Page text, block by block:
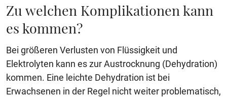
Zu welchen Komplikationen kann
es kommen?
Bei größeren Verlusten von Flüssigkeit und
Elektrolyten kann es zur Austrocknung (Dehydration)
kommen. Eine leichte Dehydration ist bei
Erwachsenen in der Regel nicht weiter problematisch,